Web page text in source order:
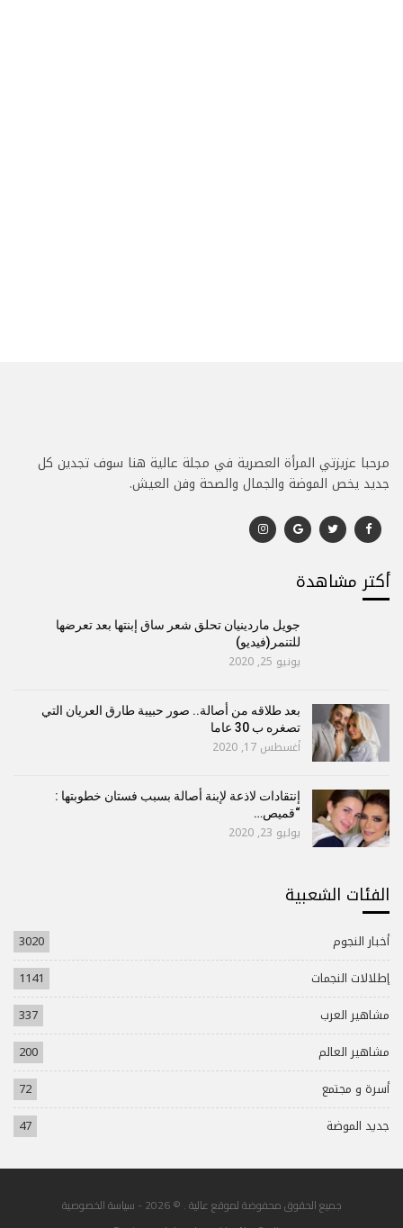
مرحبا عزيزتي المرأة العصرية في مجلة عالية هنا سوف تجدين كل
جديد يخص الموضة والجمال والصحة وفن العيش.
أكتر مشاهدة
جويل ماردينيان تحلق شعر ساق إبنتها بعد تعرضها
للتنمر(فيديو)
يونيو 25, 2020
بعد طلاقه من أصالة.. صور حبيبة طارق العريان التي
تصغره ب 30 عاما
أغسطس 17, 2020
إنتقادات لاذعة لإبنة أصالة بسبب فستان خطوبتها :
“قميص…
يوليو 23, 2020
الفئات الشعبية
أخبار النجوم
3020
إطلالات النجمات
1141
مشاهير العرب
337
مشاهير العالم
200
أسرة و مجتمع
72
جديد الموضة
47
جميع الحقوق محفوضة لموقع عالية . © 2026 -
سياسة الخصوصية